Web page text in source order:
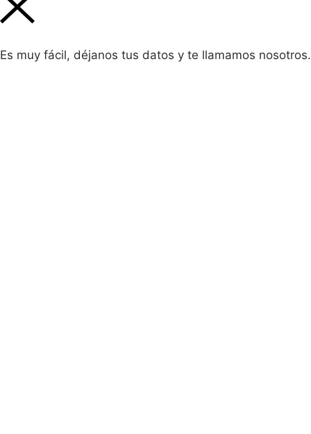
Es muy fácil, déjanos tus datos y te llamamos nosotros.